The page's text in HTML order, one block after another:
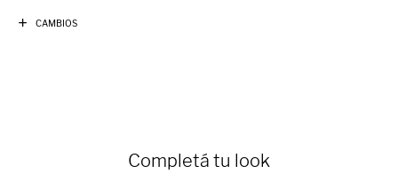
CAMBIOS
Completá tu look